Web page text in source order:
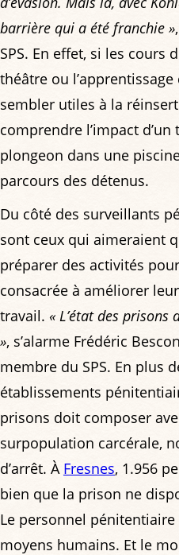
barrière qui a été franchie »
SPS. En effet, si les cours
théâtre ou
sembler utiles à la
comprendre l’impact d’un
plongeon dans une
parcours des détenus.
Du côté des surveillants
sont ceux qui aimeraient
préparer des activités
consacrée à améliorer
travail. « L’état des prisons
», s’alarme Frédéric
membre du SPS. En plus
établissements
prisons doit composer
surpopulation carcérale,
d’arrêt. À Fresnes, 1.956
bien que la prison ne
Le personnel
moyens humains. Et le